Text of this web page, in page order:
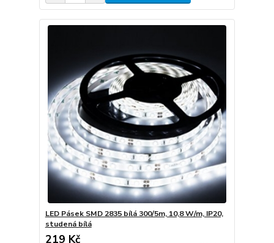
LED Pásek SMD 2835 bílá 300/5m, 10,8 W/m, IP20,
studená bílá
219 Kč